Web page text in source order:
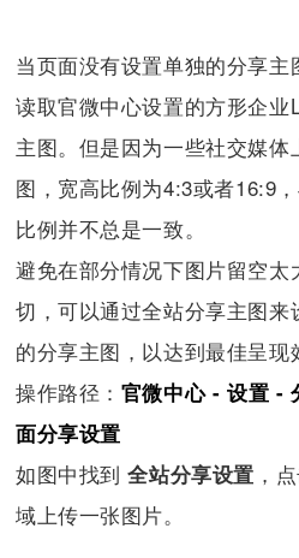
当页面没有设置单独的分享主
读取官微中心设置的方形企业
主图。但是因为一些社交媒体
图，宽高比例为4:3或者16:9
比例并不总是一致。
避免在部分情况下图片留空太
切，可以通过全站分享主图来
的分享主图，以达到最佳呈现
操作路径： 官微中心 - 设置 -
面分享设置
如图中找到全站分享设置 ，
域上传一张图片。